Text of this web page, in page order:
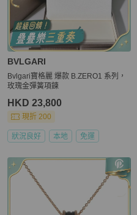
BVLGARI
Bvlgari寶格麗 爆款 B.ZERO1 系列，
玫瑰金彈簧項鍊
HKD 23,800
現折 200
狀況良好 本地 免運